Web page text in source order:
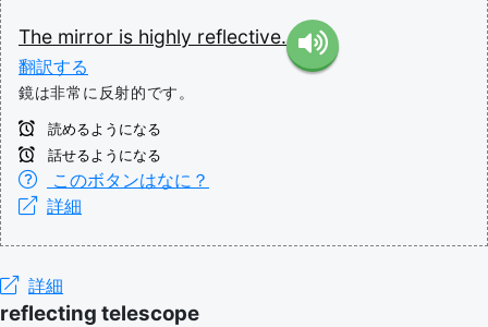
The mirror is highly reflective.
翻訳する
鏡は非常に反射的です。
読めるようになる
話せるようになる
このボタンはなに？
詳細
詳細
reflecting telescope